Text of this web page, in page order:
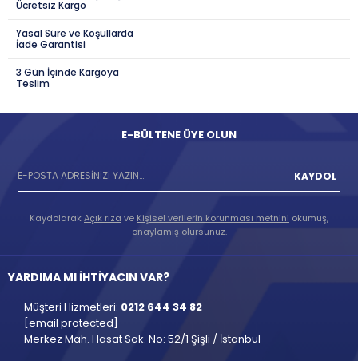
Ücretsiz Kargo
Yasal Süre ve Koşullarda
İade Garantisi
3 Gün İçinde Kargoya
Teslim
E-BÜLTENE ÜYE OLUN
KAYDOL
KaydolarakAçık rıza ve Kişisel verilerin korunması metnini okumuş,
onaylamış olursunuz.
YARDIMA MI İHTİYACIN VAR?
Müşteri Hizmetleri: 0212 644 34 82
[email protected]
Merkez Mah. Hasat Sok. No: 52/1 Şişli / İstanbul